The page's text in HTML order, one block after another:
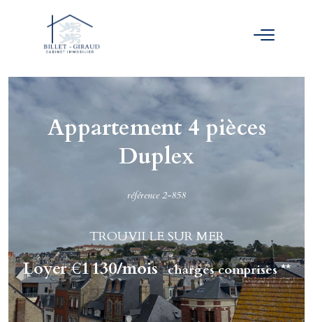
Appartement 4 pièces
Duplex
référence 2-858
TROUVILLE SUR MER
Loyer €1 130/mois charges comprises **